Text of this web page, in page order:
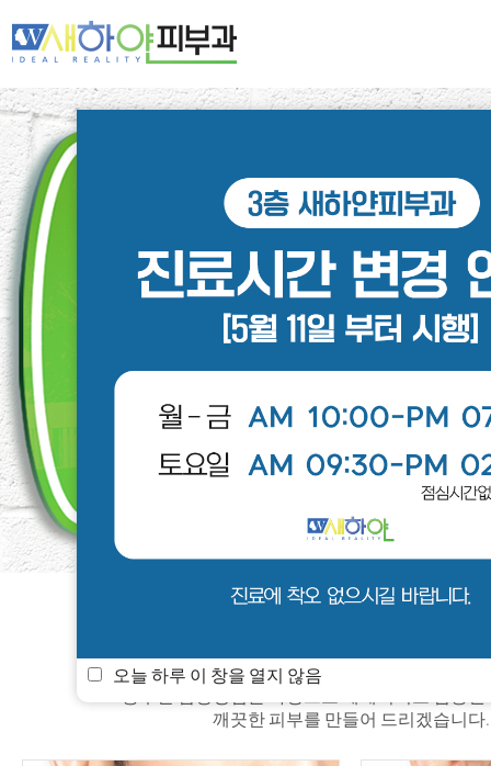
오늘 하루 이 창을 열지 않음
새하얀 네트워크
기미·색소·홍조
주름·탄력
제모·모발
피부클리닉
레이저클리닉
스페셜클리닉
새하얀 소식
진료안내
깨끗한 피부를 만들어 드리겠습니다.